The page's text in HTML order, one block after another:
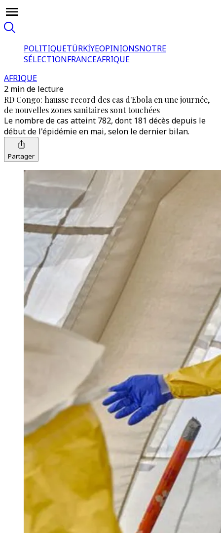
POLITIQUETÜRKİYEOPINIONSNOTRE
SÉLECTIONFRANCEAFRIQUE
AFRIQUE
2 min de lecture
RD Congo: hausse record des cas d'Ebola en une journée,
de nouvelles zones sanitaires sont touchées
Le nombre de cas atteint 782, dont 181 décès depuis le
début de l'épidémie en mai, selon le dernier bilan.
Partager